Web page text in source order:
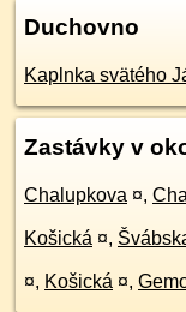
Duchovno
Kaplnka svätého
Zastávky v
Chalupkova ¤,
Košická ¤,
¤, Košická ¤,